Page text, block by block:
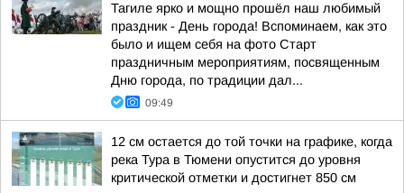
Тагиле ярко и мощно прошёл наш любимый
праздник - День города! Вспоминаем, как это
было и ищем себя на фото Cтарт
праздничным мероприятиям, посвященным
Дню города, по традиции дал...
09:49
12 см остается до той точки на графике, когда
река Тура в Тюмени опустится до уровня
критической отметки и достигнет 850 см